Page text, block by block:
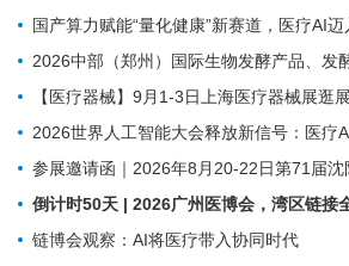
国产算力赋能“量化健康”新赛道，医疗AI迈入全域
2026中部（郑州）国际生物发酵产品、发酵技术
【医疗器械】9月1-3日上海医疗器械展​逛展指
2026世界人工智能大会释放新信号：医疗AI进入真实场
参展邀请函｜2026年8月20-22日第71届沈阳国际医疗
倒计时50天 | 2026广州医博会，湾区链接全球，创
链博会观察：AI将医疗带入协同时代